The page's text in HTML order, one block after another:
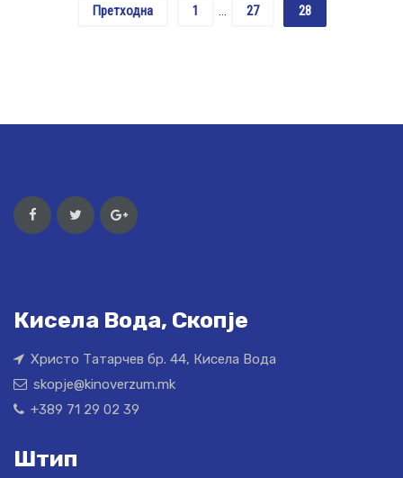
Претходна 1 … 27 28
Кисела Вода, Скопје
Христо Татарчев бр. 44, Кисела Вода
skopje@kinoverzum.mk
+389 71 29 02 39
Штип